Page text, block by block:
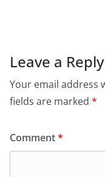
Leave a Reply
Your email address
fields are marked *
Comment*